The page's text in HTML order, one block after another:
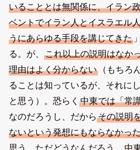
いることとは無関係に、イラン
ベントでイラン人とイスラエル
うにあらゆる手段を講じてきた
る。が、 これ以上の説明はなか
理由はよく分からない（もちろ
ることは知っているが、それに
と思う）。恐らく 中東では「常
なのだろうし、だからその説明
ないという発想にもならなかっ
思う。ただどうなんだろう、 中